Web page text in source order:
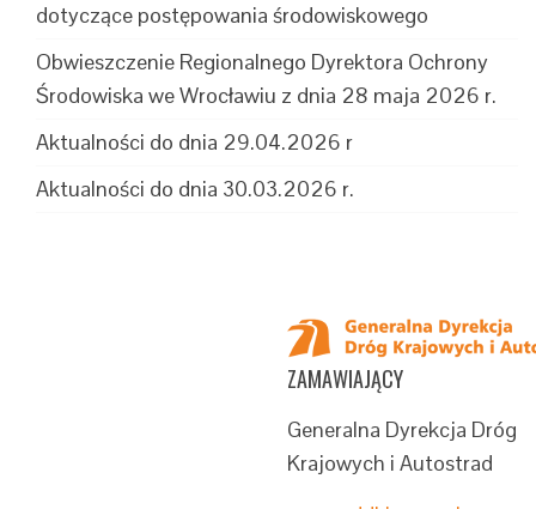
dotyczące postępowania środowiskowego
Obwieszczenie Regionalnego Dyrektora Ochrony
Środowiska we Wrocławiu z dnia 28 maja 2026 r.
Aktualności do dnia 29.04.2026 r
Aktualności do dnia 30.03.2026 r.
ZAMAWIAJĄCY
Generalna Dyrekcja Dróg
Krajowych i Autostrad